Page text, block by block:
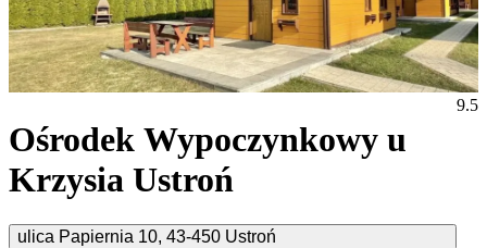
Ośrodek Wypoczynkowy u
Krzysia Ustroń
ulica Papiernia 10, 43-450 Ustroń
9.5